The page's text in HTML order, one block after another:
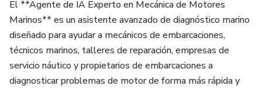
El **Agente de IA Experto en Mecánica de Motores
Marinos** es un asistente avanzado de diagnóstico marino
diseñado para ayudar a mecánicos de embarcaciones,
técnicos marinos, talleres de reparación, empresas de
servicio náutico y propietarios de embarcaciones a
diagnosticar problemas de motor de forma más rápida y